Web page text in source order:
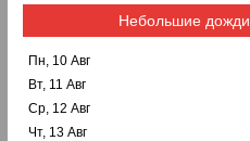
Небольшие дожди
Пн, 10 Авг
Вт, 11 Авг
Ср, 12 Авг
Чт, 13 Авг